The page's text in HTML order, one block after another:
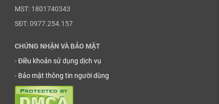
MST: 1801740343
SĐT: 0977.254.157
CHỨNG NHẬN VÀ BẢO MẬT
-Điều khoản sử dụng dịch vụ
- Bảo mật thông tin người dùng